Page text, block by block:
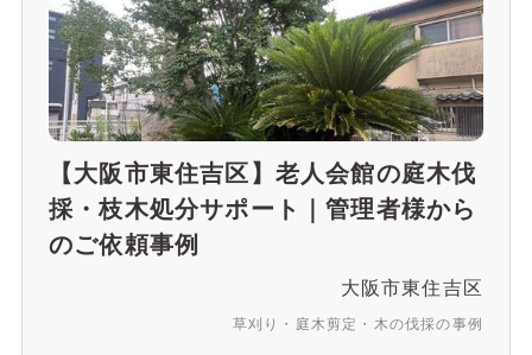
【大阪市東住吉区】老人会館の庭木伐
採・枝木処分サポート｜管理者様から
のご依頼事例
大阪市東住吉区
草刈り・庭木剪定・木の伐採の事例